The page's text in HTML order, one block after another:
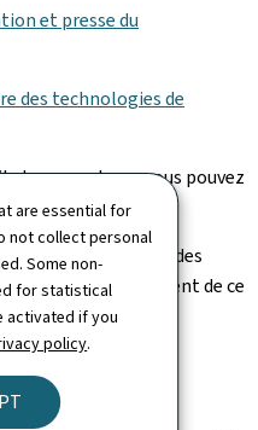
are essential for
not collect personal
Some non-
for statistical
activated if you
policy.
et presse du
des technologies de
son contenu, vous pouvez
de contact.
connaissance des
sur l'hébergement de ce